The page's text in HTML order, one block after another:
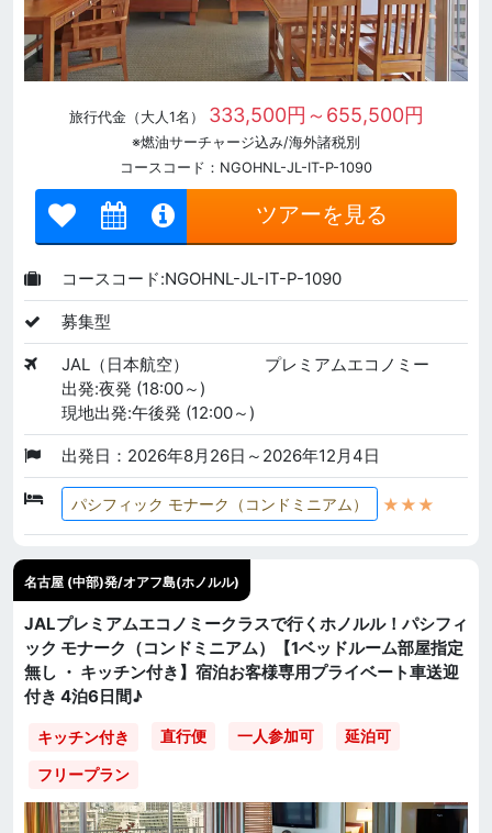
旅行代金（大人1名） 333,500円～655,500円
※燃油サーチャージ込み/海外諸税別
コースコード：NGOHNL-JL-IT-P-1090
ツアーを見る
コースコード:NGOHNL-JL-IT-P-1090
募集型
JAL（日本航空）
プレミアムエコノミー
出発:夜発 (18:00～)
現地出発:午後発 (12:00～)
出発日：2026年8月26日～2026年12月4日
パシフィック モナーク（コンドミニアム） ★★★
名古屋 (中部)発/オアフ島(ホノルル)
JALプレミアムエコノミークラスで行くホノルル！パシフィ
ック モナーク（コンドミニアム）【1ベッドルーム部屋指定
無し ・ キッチン付き】宿泊お客様専用プライベート車送迎
付き 4泊6日間♪
キッチン付き 直行便 一人参加可 延泊可
フリープラン